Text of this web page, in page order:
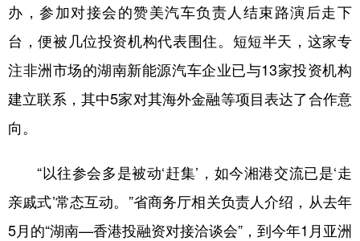
办，参加对接会的赞美汽车负责人结束路演后走下
台，便被几位投资机构代表围住。短短半天，这家专
注非洲市场的湖南新能源汽车企业已与13家投资机构
建立联系，其中5家对其海外金融等项目表达了合作意
向。
“以往参会多是被动‘赶集’，如今湘港交流已是‘走
亲戚式’常态互动。”省商务厅相关负责人介绍，从去年
5月的“湖南—香港投融资对接洽谈会”，到今年1月亚洲